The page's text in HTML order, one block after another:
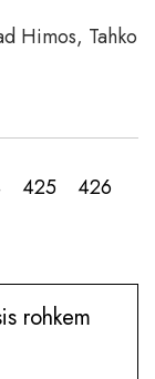
Himos, Tahko
425
426
rohkem